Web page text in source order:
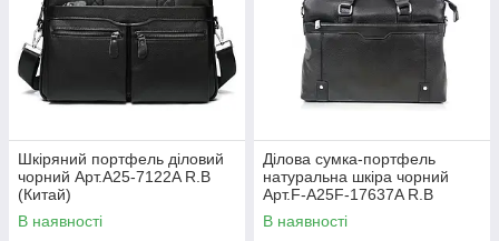
Шкіряний портфель діловий
чорний Арт.A25-7122A R.B
(Китай)
В наявності
Ділова сумка-портфель
натуральна шкіра чорний
Арт.F-A25F-17637A R.B
(Китай)
В наявності